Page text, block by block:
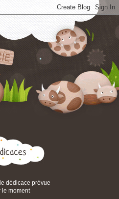
dédicace prévue
le moment